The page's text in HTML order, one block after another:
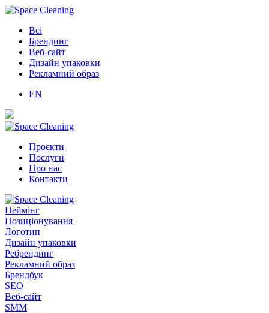
Всі
Брендинг
Веб-сайт
Дизайн упаковки
Рекламний образ
EN
Проєкти
Послуги
Про нас
Контакти
Неймінг
Позиціонування
Логотип
Дизайн упаковки
Ребрендинг
Рекламний образ
Брендбук
SEO
Веб-сайт
SMM